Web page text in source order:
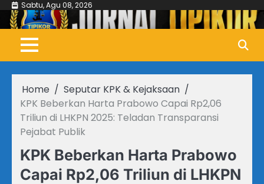
Skip
content
Sabtu, Agu 08, 2026
Home
Seputar KPK & Kejaksaan
KPK Beberkan Harta Prabowo Capai Rp2,06
Triliun di LHKPN 2025: Teladan Transparansi
Pejabat Publik
KPK Beberkan Harta Prabowo
Capai Rp2,06 Triliun di LHKPN